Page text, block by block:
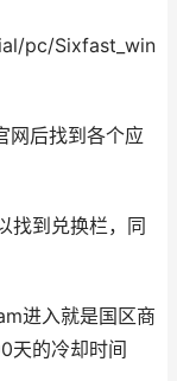
pc/Sixfast_win
网后找到各个应
找到兑换栏，同
进入就是国区商
天的冷却时间